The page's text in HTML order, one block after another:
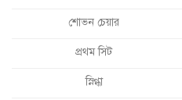
শোভন চেয়ার
প্রথম সিট
স্নিগ্ধা